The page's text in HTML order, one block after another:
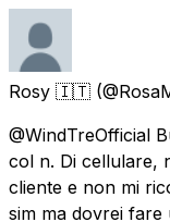
Rosy 🇮🇹
@WindTreOfficial
col n. Di cellulare,
cliente e non mi
sim ma dovrei fare